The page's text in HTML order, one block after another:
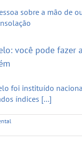
você pode fazer
foi instituído
índices [...]